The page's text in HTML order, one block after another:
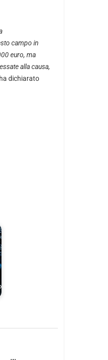
campo in
euro, ma
alla causa,
dichiarato